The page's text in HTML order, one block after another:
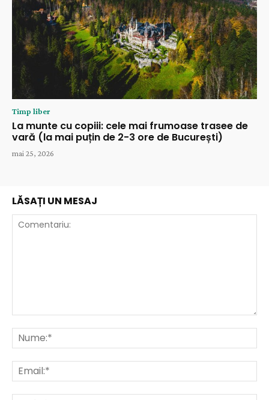
Timp liber
La munte cu copiii: cele mai frumoase trasee de
vară (la mai puțin de 2-3 ore de București)
mai 25, 2026
LĂSAȚI UN MESAJ